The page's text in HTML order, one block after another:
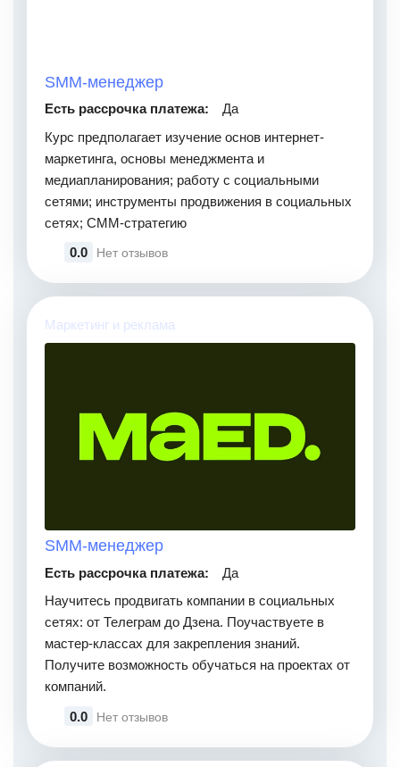
SMM-менеджер
Есть рассрочка платежа:
Да
Курс предполагает изучение основ интернет-
маркетинга, основы менеджмента и
медиапланирования; работу с социальными
сетями; инструменты продвижения в социальных
сетях; СММ-стратегию
0.0
Нет отзывов
Маркетинг и реклама
SMM-менеджер
Есть рассрочка платежа:
Да
Научитесь продвигать компании в социальных
сетях: от Телеграм до Дзена. Поучаствуете в
мастер-классах для закрепления знаний.
Получите возможность обучаться на проектах от
компаний.
0.0
Нет отзывов